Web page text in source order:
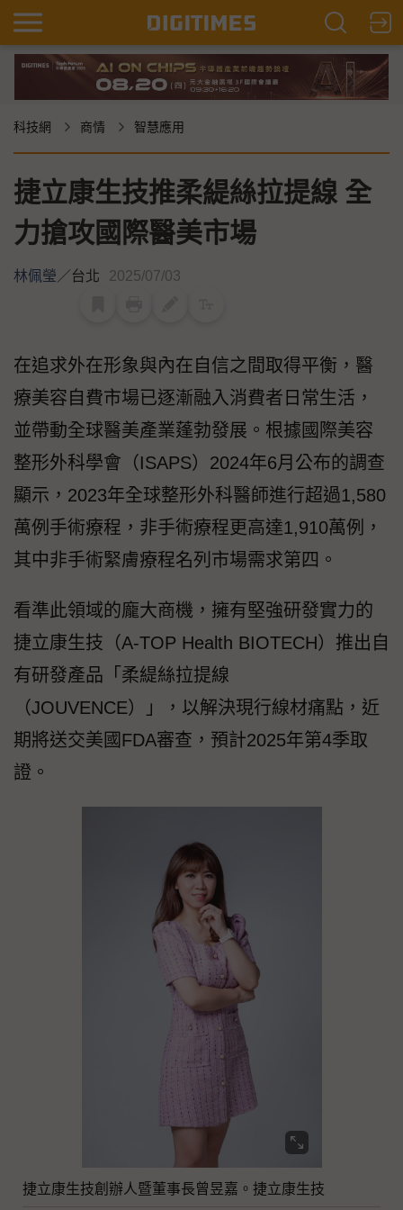
科技網 商情 智慧應用
捷立康生技推柔緹絲拉提線 全
力搶攻國際醫美市場
林佩瑩／台北 2025/07/03
在追求外在形象與內在自信之間取得平衡，醫
療美容自費市場已逐漸融入消費者日常生活，
並帶動全球醫美產業蓬勃發展。根據國際美容
整形外科學會（ISAPS）2024年6月公布的調查
顯示，2023年全球整形外科醫師進行超過1,580
萬例手術療程，非手術療程更高達1,910萬例，
其中非手術緊膚療程名列市場需求第四。
看準此領域的龐大商機，擁有堅強研發實力的
捷立康生技（A-TOP Health BIOTECH）推出自
有研發產品「柔緹絲拉提線
（JOUVENCE）」，以解決現行線材痛點，近
期將送交美國FDA審查，預計2025年第4季取
證。
捷立康生技創辦人暨董事長曾昱嘉。捷立康生技